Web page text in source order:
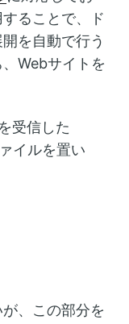
ることで、ド
を自動で行う
Webサイトを
受信した
イルを置い
、この部分を